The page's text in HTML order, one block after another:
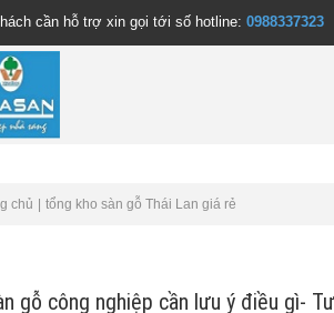
cần hỗ trợ xin gọi tới số hotline: 0988337323
chủ tổng kho sàn gỗ Thái Lan giá rẻ
gỗ công nghiệp cần lưu ý điều gì-